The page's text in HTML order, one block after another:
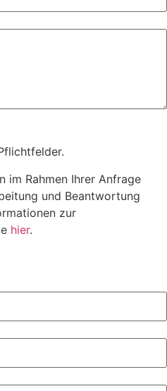
im Rahmen Ihrer Anfrage
und Beantwortung
zur
hier.